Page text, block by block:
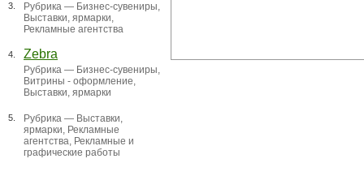
3. Рубрика — Бизнес-сувениры,
Выставки, ярмарки,
Рекламные агентства
4. Zebra
Рубрика — Бизнес-сувениры,
Витрины - оформление,
Выставки, ярмарки
5. Рубрика — Выставки,
ярмарки, Рекламные
агентства, Рекламные и
графические работы